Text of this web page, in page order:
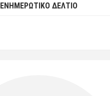
ΕΝΗΜΕΡΩΤΙΚΌ ΔΕΛΤΊΟ